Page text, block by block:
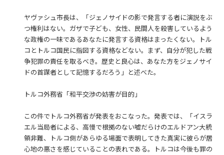
ヤヴァシュ市長は、「ジェノサイドの影で発言する者に演説をぶ
つ権利はない。ガザで子ども、女性、民間人を殺害しているよう
な政権の一味であるあなたに発言する資格はまったくない。トル
コとトルコ国民に指図する資格などない。まず、自分が犯した戦
争犯罪の責任を取るべき。歴史と良心は、あなた方をジェノサイ
ドの首謀者として記憶するだろう」と述べた。
トルコ外務省「和平交渉の妨害が目的」
この件でトルコ外務省が発表をおこなった。発表では、「イスラ
エル当局者による、高慢で根拠のない嘘だらけのエルドアン大統
領非難、トルコ側があらゆる場面で表明してきた真実に彼らが居
心地の悪さを感じていることの表れである。トルコは今後も罪の